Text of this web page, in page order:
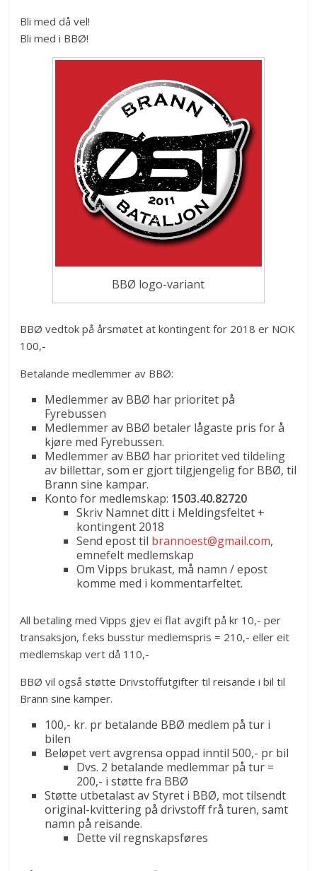
Bli med då vel!
Bli med i BBØ!
BBØ logo-variant
BBØ vedtok på årsmøtet at kontingent for 2018 er NOK
100,-
Betalande medlemmer av BBØ:
Medlemmer av BBØ har prioritet på
Fyrebussen
Medlemmer av BBØ betaler lågaste pris for å
kjøre med Fyrebussen.
Medlemmer av BBØ har prioritet ved tildeling
av billettar, som er gjort tilgjengelig for BBØ, til
Brann sine kampar.
Konto for medlemskap: 1503.40.82720
Skriv Namnet ditt i Meldingsfeltet +
kontingent 2018
Send epost til brannoest@gmail.com,
emnefelt medlemskap
Om Vipps brukast, må namn / epost
komme med i kommentarfeltet.
All betaling med Vipps gjev ei flat avgift på kr 10,- per
transaksjon, f.eks busstur medlemspris = 210,- eller eit
medlemskap vert då 110,-
BBØ vil også støtte Drivstoffutgifter til reisande i bil til
Brann sine kamper.
100,- kr. pr betalande BBØ medlem på tur i
bilen
Beløpet vert avgrensa oppad inntil 500,- pr bil
Dvs. 2 betalande medlemmar på tur =
200,- i støtte fra BBØ
Støtte utbetalast av Styret i BBØ, mot tilsendt
original-kvittering på drivstoff frå turen, samt
namn på reisande.
Dette vil regnskapsføres